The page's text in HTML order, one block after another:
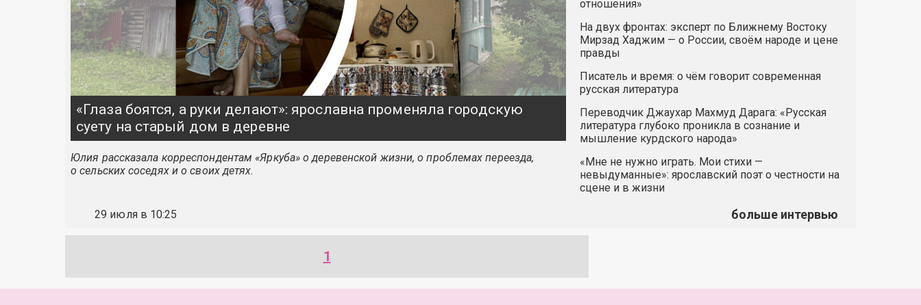
«Глаза боятся, а руки делают»: ярославна променяла городскую
суету на старый дом в деревне
Юлия рассказала корреспондентам «Яркуба» о деревенской жизни, о проблемах переезда,
о сельских соседях и о своих детях.
29 июля в 10:25
отношения»
На двух фронтах: эксперт по Ближнему Востоку
Мирзад Хаджим — о России, своём народе и цене
правды
Писатель и время: о чём говорит современная
русская литература
Переводчик Джаухар Махмуд Дарага: «Русская
литература глубоко проникла в сознание и
мышление курдского народа»
«Мне не нужно играть. Мои стихи —
невыдуманные»: ярославский поэт о честности на
сцене и в жизни
больше интервью
1